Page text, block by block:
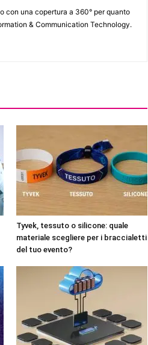
con una copertura a 360° per quanto
& Communication Technology.
Tyvek, tessuto o silicone: quale
materiale scegliere per i braccialetti
del tuo evento?